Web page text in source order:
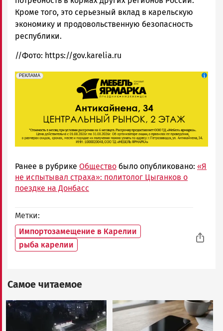
Кроме того, это серьезный вклад в карельскую
экономику и продовольственную безопасность
республики.
//Фото: https://gov.karelia.ru
erid: 2SDnjeFymr3
РЕКЛАМА
Реклама
Ранее в рубрике Общество было опубликовано: «Я
не испытывал страха»: политолог Цыганков о
поездке на Донбасс
Метки
Импортозамещение в Карелии
рыба карелии
Самое читаемое
Image Image